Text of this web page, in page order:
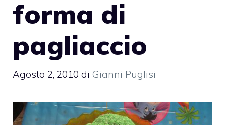
forma di
pagliaccio
Agosto 2, 2010 di Gianni Puglisi